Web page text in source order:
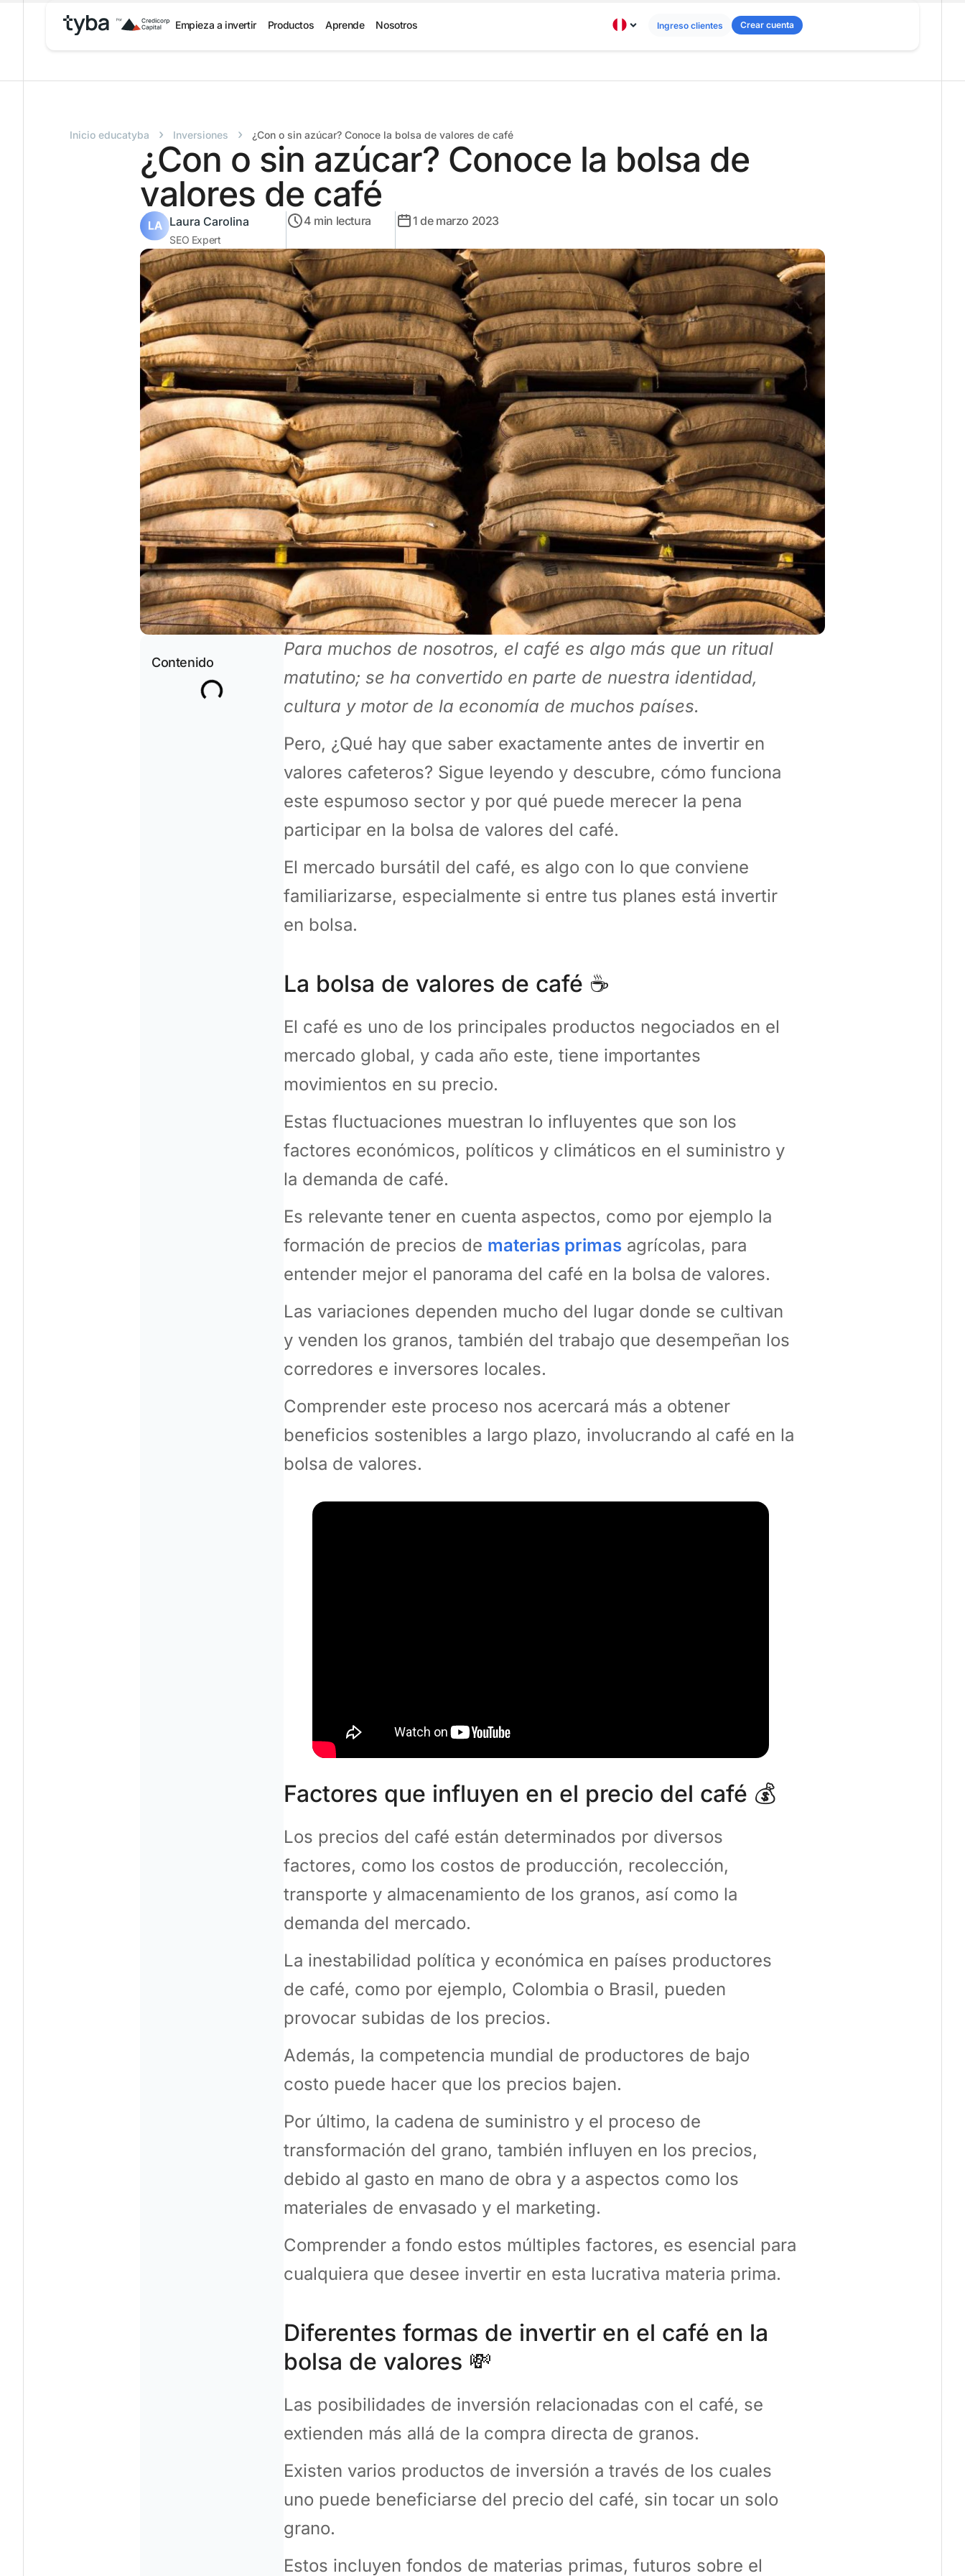
Empieza a invertir Productos Aprende Nosotros Ingreso clientes Crear cuenta
Inicio educatyba › Inversiones › ¿Con o sin azúcar? Conoce la bolsa de valores de café
¿Con o sin azúcar? Conoce la bolsa de
valores de café
Laura Carolina
SEO Expert
4 min lectura 1 de marzo 2023
Contenido
Para muchos de nosotros, el café es algo más que un ritual
matutino; se ha convertido en parte de nuestra identidad,
cultura y motor de la economía de muchos países.
Pero, ¿Qué hay que saber exactamente antes de invertir en
valores cafeteros? Sigue leyendo y descubre, cómo funciona
este espumoso sector y por qué puede merecer la pena
participar en la bolsa de valores del café.
El mercado bursátil del café, es algo con lo que conviene
familiarizarse, especialmente si entre tus planes está invertir
en bolsa.
La bolsa de valores de café ☕️
El café es uno de los principales productos negociados en el
mercado global, y cada año este, tiene importantes
movimientos en su precio.
Estas fluctuaciones muestran lo influyentes que son los
factores económicos, políticos y climáticos en el suministro y
la demanda de café.
Es relevante tener en cuenta aspectos, como por ejemplo la
formación de precios de materias primas agrícolas, para
entender mejor el panorama del café en la bolsa de valores.
Las variaciones dependen mucho del lugar donde se cultivan
y venden los granos, también del trabajo que desempeñan los
corredores e inversores locales.
Comprender este proceso nos acercará más a obtener
beneficios sostenibles a largo plazo, involucrando al café en la
bolsa de valores.
Factores que influyen en el precio del café 💰
Los precios del café están determinados por diversos
factores, como los costos de producción, recolección,
transporte y almacenamiento de los granos, así como la
demanda del mercado.
La inestabilidad política y económica en países productores
de café, como por ejemplo, Colombia o Brasil, pueden
provocar subidas de los precios.
Además, la competencia mundial de productores de bajo
costo puede hacer que los precios bajen.
Por último, la cadena de suministro y el proceso de
transformación del grano, también influyen en los precios,
debido al gasto en mano de obra y a aspectos como los
materiales de envasado y el marketing.
Comprender a fondo estos múltiples factores, es esencial para
cualquiera que desee invertir en esta lucrativa materia prima.
Diferentes formas de invertir en el café en la
bolsa de valores 💸
Las posibilidades de inversión relacionadas con el café, se
extienden más allá de la compra directa de granos.
Existen varios productos de inversión a través de los cuales
uno puede beneficiarse del precio del café, sin tocar un solo
grano.
Estos incluyen fondos de materias primas, futuros sobre el